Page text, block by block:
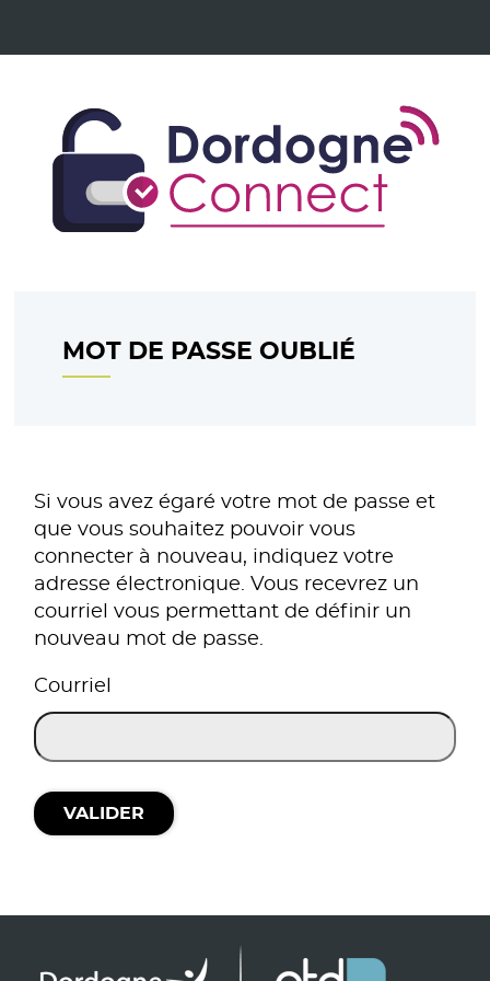
MOT DE PASSE OUBLIÉ
Si vous avez égaré votre mot de passe et
que vous souhaitez pouvoir vous
connecter à nouveau, indiquez votre
adresse électronique. Vous recevrez un
courriel vous permettant de définir un
nouveau mot de passe.
Courriel
VALIDER